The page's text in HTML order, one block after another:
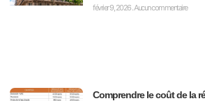
février 9, 2026Aucun commentaire
Comprendre le coût de la